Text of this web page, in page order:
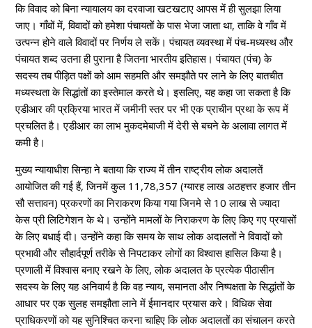
कि विवाद को बिना न्यायालय का दरवाजा खटखटाए आपस में ही सुलझा लिया
जाए। गाँवों में, विवादों को हमेशा पंचायतों के पास भेजा जाता था, ताकि वे गाँव में
उत्पन्न होने वाले विवादों पर निर्णय ले सकें। पंचायत व्यवस्था में पंच-मध्यस्थ और
पंचायत शब्द उतना ही पुराना है जितना भारतीय इतिहास। पंचायत (पंच) के
सदस्य तब पीड़ित पक्षों को आम सहमति और समझौते पर लाने के लिए बातचीत
मध्यस्थता के सिद्धांतों का इस्तेमाल करते थे। इसलिए, यह कहा जा सकता है कि
एडीआर की प्रक्रिया भारत में जमीनी स्तर पर भी एक प्राचीन प्रथा के रूप में
प्रचलित है। एडीआर का लाभ मुकदमेबाजी में देरी से बचने के अलावा लागत में
कमी है।
मुख्य न्यायाधीश सिन्हा ने बताया कि राज्य में तीन राष्ट्रीय लोक अदालतें
आयोजित की गई हैं, जिनमें कुल 11,78,357 (ग्यारह लाख अठहत्तर हजार तीन
सौ सत्तावन) प्रकरणों का निराकरण किया गया जिनमे से 10 लाख से ज्यादा
केस प्री लिटिगेशन के थे। उन्होंने मामलों के निराकरण के लिए किए गए प्रयासों
के लिए बधाई दी। उन्होंने कहा कि समय के साथ लोक अदालतों ने विवादों को
प्रभावी और सौहार्दपूर्ण तरीके से निपटाकर लोगों का विश्वास हासिल किया है।
प्रणाली में विश्वास बनाए रखने के लिए, लोक अदालत के प्रत्येक पीठासीन
सदस्य के लिए यह अनिवार्य है कि वह न्याय, समानता और निष्पक्षता के सिद्धांतों के
आधार पर एक सुलह समझौता लाने में ईमानदार प्रयास करे। विधिक सेवा
प्राधिकरणों को यह सुनिश्चित करना चाहिए कि लोक अदालतों का संचालन करते